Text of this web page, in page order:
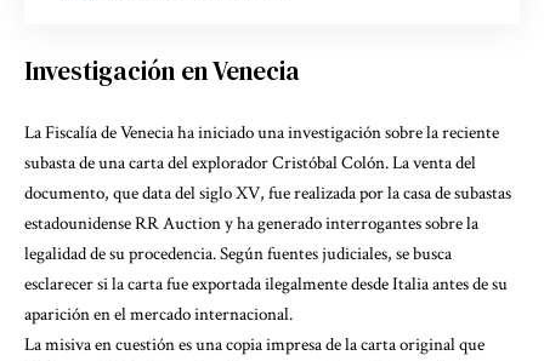
Investigación en Venecia
La Fiscalía de Venecia ha iniciado una investigación sobre la reciente
subasta de una carta del explorador Cristóbal Colón. La venta del
documento, que data del siglo XV, fue realizada por la casa de subastas
estadounidense RR Auction y ha generado interrogantes sobre la
legalidad de su procedencia. Según fuentes judiciales, se busca
esclarecer si la carta fue exportada ilegalmente desde Italia antes de su
aparición en el mercado internacional.
La misiva en cuestión es una copia impresa de la carta original que